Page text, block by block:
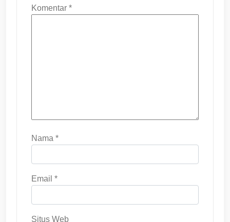
Komentar *
Nama *
Email *
Situs Web